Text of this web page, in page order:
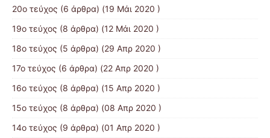
20ο τεύχος (6 άρθρα) (19 Μάι 2020 )
19ο τεύχος (8 άρθρα) (12 Μάι 2020 )
18ο τεύχος (5 άρθρα) (29 Απρ 2020 )
17ο τεύχος (6 άρθρα) (22 Απρ 2020 )
16ο τεύχος (8 άρθρα) (15 Απρ 2020 )
15ο τεύχος (8 άρθρα) (08 Απρ 2020 )
14ο τεύχος (9 άρθρα) (01 Απρ 2020 )